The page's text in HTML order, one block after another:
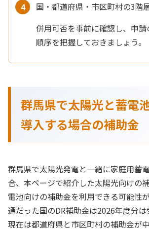
国・都道府県・市区町村の3階
併用可否を事前に確認し、申請
順序を把握しておきましょう。
群馬県で太陽光と蓄電
導入する場合の補助金
群馬県で太陽光発電と一緒に家庭用蓄
合、本ページで紹介した太陽光向けの
電池向けの補助金を利用できる可能性
通だった国のDR補助金は2026年度分は
現在は都道府県と市区町村の補助金が